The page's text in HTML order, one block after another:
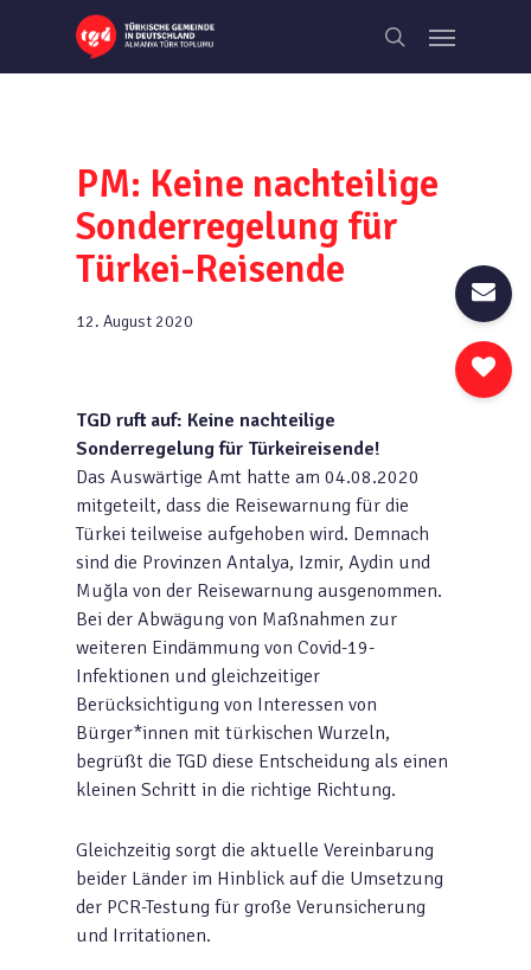
main
search
Menu
PM: Keine nachteilige
Sonderregelung für
Türkei-Reisende
12. August 2020
TGD ruft auf: Keine nachteilige
Sonderregelung für Türkeireisende!
Das Auswärtige Amt hatte am 04.08.2020
mitgeteilt, dass die Reisewarnung für die
Türkei teilweise aufgehoben wird. Demnach
sind die Provinzen Antalya, Izmir, Aydin und
Muğla von der Reisewarnung ausgenommen.
Bei der Abwägung von Maßnahmen zur
weiteren Eindämmung von Covid-19-
Infektionen und gleichzeitiger
Berücksichtigung von Interessen von
Bürger*innen mit türkischen Wurzeln,
begrüßt die TGD diese Entscheidung als einen
kleinen Schritt in die richtige Richtung.
Gleichzeitig sorgt die aktuelle Vereinbarung
beider Länder im Hinblick auf die Umsetzung
der PCR-Testung für große Verunsicherung
und Irritationen.